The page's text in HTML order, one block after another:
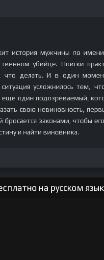
история мужчины по
убийце. Поиски
что делать. И в один
усложнилось тем,
еще один подозреваемый,
свою невиновность,
законами, чтобы
и найти виновника.
на русском